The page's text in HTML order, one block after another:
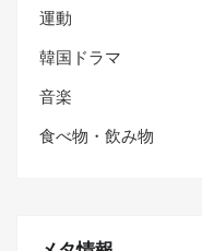
運動
韓国ドラマ
音楽
食べ物・飲み物